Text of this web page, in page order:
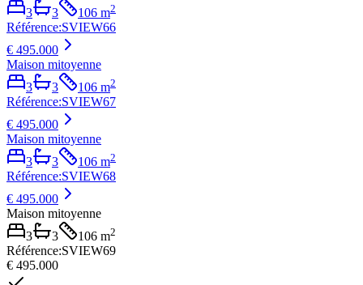
3
3 106 m2
Référence:SVIEW66
€ 495.000
Maison mitoyenne
3
3 106 m2
Référence:SVIEW67
€ 495.000
Maison mitoyenne
3
3 106 m2
Référence:SVIEW68
€ 495.000
Maison mitoyenne
3
3 106 m2
Référence:SVIEW69
€ 495.000